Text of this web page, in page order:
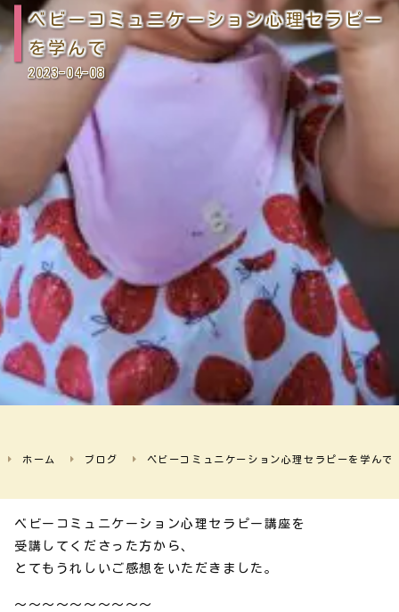
ベビーコミュニケーション心理セラピー
を学んで
2023-04-08
ホーム ブログ ベビーコミュニケーション心理セラピーを学んで
ベビーコミュニケーション心理セラピー講座を
受講してくださった方から、
とてもうれしいご感想をいただきました。
～～～～～～～～～～